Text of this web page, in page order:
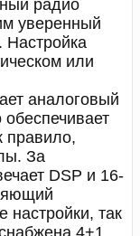
радио
уверенный
Настройка
или
аналоговый
правило,
За
DSP и 16-
настройки, так